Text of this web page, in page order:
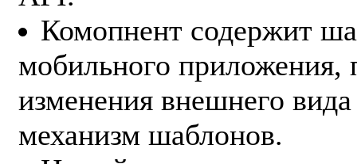
Комопнент содержит
мобильного приложения,
изменения внешнего
механизм шаблонов.